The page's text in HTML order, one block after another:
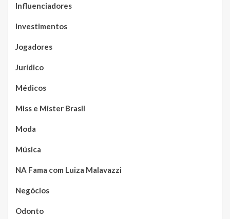
Influenciadores
Investimentos
Jogadores
Jurídico
Médicos
Miss e Mister Brasil
Moda
Música
NA Fama com Luiza Malavazzi
Negócios
Odonto